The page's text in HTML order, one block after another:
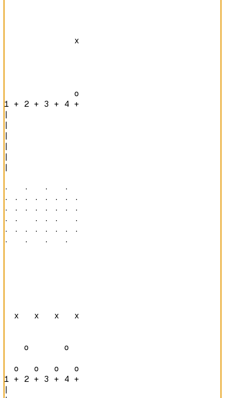
              x
              o
1 + 2 + 3 + 4 +
|
|
|
|
|
|
·   ·   ·   ·
· · · · · · · ·
· · · · · · · ·
· ·   · · ·   ·
· · · · · · · ·
·   ·   ·   ·
  x   x   x   x
    o       o
  o   o   o   o
1 + 2 + 3 + 4 +
|